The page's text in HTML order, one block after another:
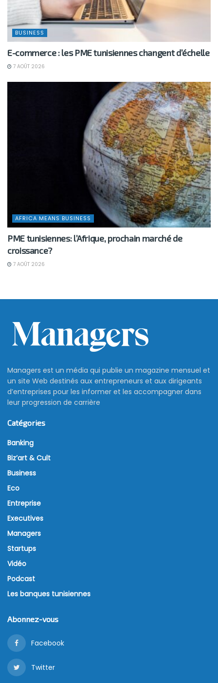
BUSINESS
E-commerce : les PME tunisiennes changent d’échelle
7 AOÛT 2026
AFRICA MEANS BUSINESS
PME tunisiennes: l’Afrique, prochain marché de
croissance?
7 AOÛT 2026
Managers est un média qui publie un magazine mensuel et
un site Web destinés aux entrepreneurs et aux dirigeants
d’entreprises pour les informer et les accompagner dans
leur progression de carrière
Catégories
Banking
Biz’art & Cult
Business
Eco
Entreprise
Executives
Managers
Startups
Vidéo
Podcast
Les banques tunisiennes
Abonnez-vous
Facebook
Twitter